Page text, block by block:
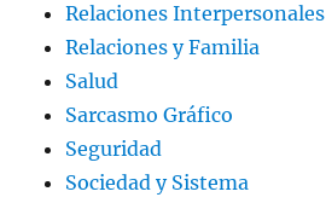
Relaciones Interpersonales
Relaciones y Familia
Salud
Sarcasmo Gráfico
Seguridad
Sociedad y Sistema